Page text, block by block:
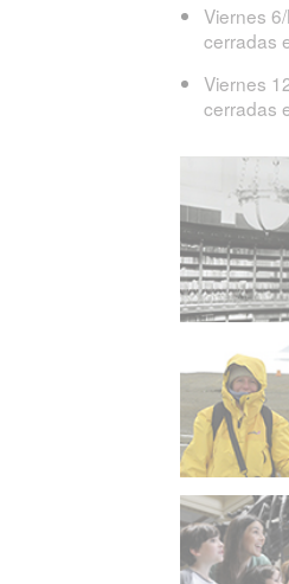
Viernes
cerradas
Viernes
cerradas